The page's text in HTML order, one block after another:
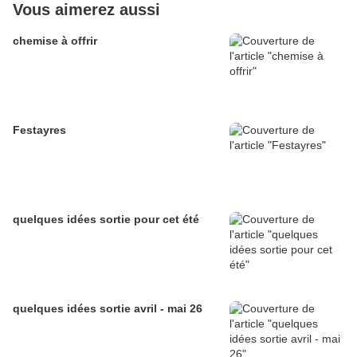
Vous aimerez aussi
chemise à offrir
Festayres
quelques idées sortie pour cet été
quelques idées sortie avril - mai 26